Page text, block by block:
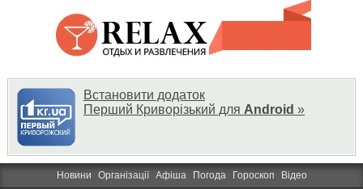
Встановити додаток
Перший Криворізький для Android »
Новини Організації Афіша Погода Гороскоп Відео